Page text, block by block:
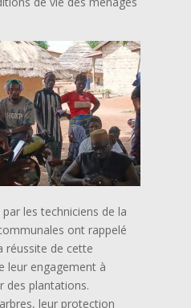
les techniciens de la
ont rappelé
réussite de cette
leur engagement à
des plantations.
leur protection